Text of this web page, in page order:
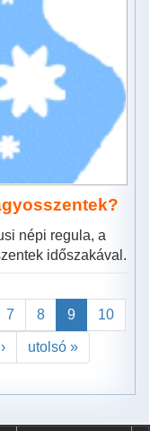
népi regula, a
időszakával.
7 8 9 10
utolsó »